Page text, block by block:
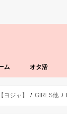
ム オタ活
ヨジャ】 GIRLS他